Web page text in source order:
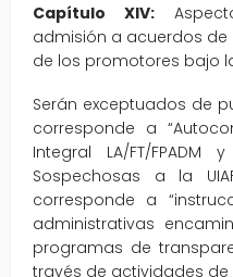
Capítulo XIV:
admisión a acuerdos de
de los promotores bajo
Serán exceptuados de
corresponde a
Integral LA/FT/
Sospechosas a la
corresponde a
administrativas
programas de
través de actividades